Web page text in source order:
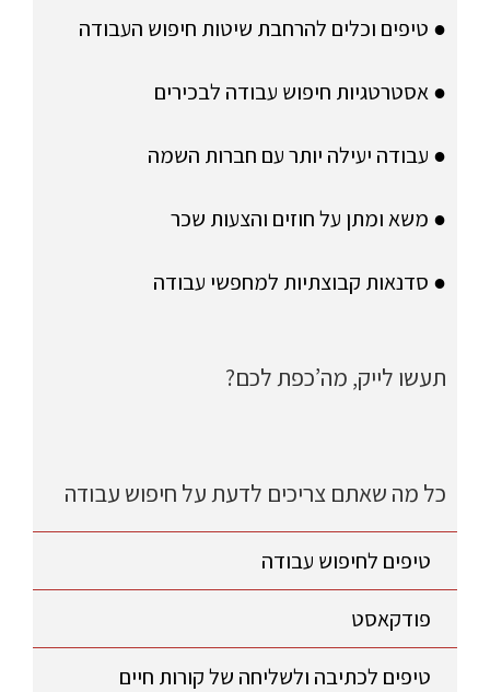
● טיפים וכלים להרחבת שיטות חיפוש העבודה
● אסטרטגיות חיפוש עבודה לבכירים
● עבודה יעילה יותר עם חברות השמה
● משא ומתן על חוזים והצעות שכר
● סדנאות קבוצתיות למחפשי עבודה
תעשו לייק, מה’כפת לכם?
כל מה שאתם צריכים לדעת על חיפוש עבודה
טיפים לחיפוש עבודה
פודקאסט
טיפים לכתיבה ולשליחה של קורות חיים